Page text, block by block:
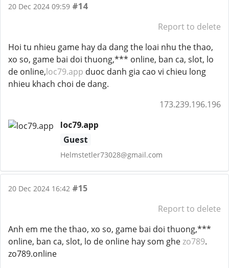
20 Dec 2024 09:59 #14
Report to delete
Hoi tu nhieu game hay da dang the loai nhu the thao,
xo so, game bai doi thuong,*** online, ban ca, slot, lo
de online,loc79.app duoc danh gia cao vi chieu long
nhieu khach choi de dang.
173.239.196.196
loc79.app
Guest
Helmstetler73028@gmail.com
20 Dec 2024 16:42 #15
Report to delete
Anh em me the thao, xo so, game bai doi thuong,***
online, ban ca, slot, lo de online hay som ghezo789.
zo789.online